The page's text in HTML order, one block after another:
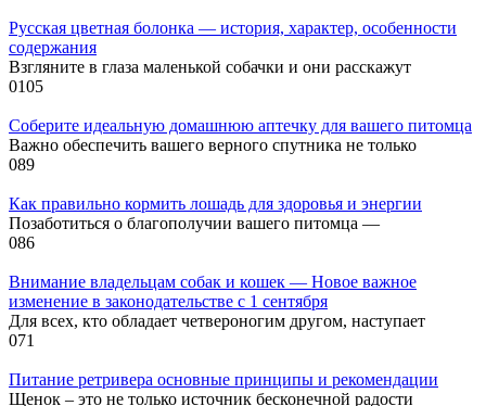
Русская цветная болонка — история, характер, особенности
содержания
Взгляните в глаза маленькой собачки и они расскажут
0105
Соберите идеальную домашнюю аптечку для вашего питомца
Важно обеспечить вашего верного спутника не только
089
Как правильно кормить лошадь для здоровья и энергии
Позаботиться о благополучии вашего питомца —
086
Внимание владельцам собак и кошек — Новое важное
изменение в законодательстве с 1 сентября
Для всех, кто обладает четвероногим другом, наступает
071
Питание ретривера основные принципы и рекомендации
Щенок – это не только источник бесконечной радости